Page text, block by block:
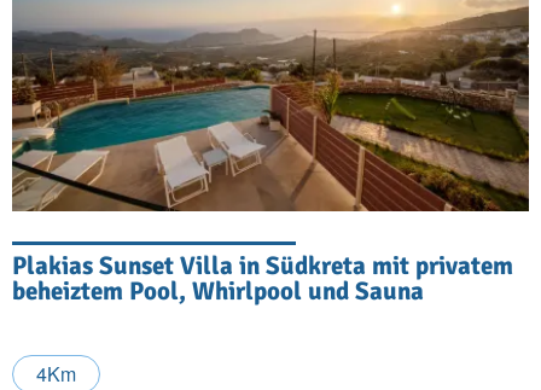
Plakias Sunset Villa in Südkreta mit privatem
beheiztem Pool, Whirlpool und Sauna
4Km